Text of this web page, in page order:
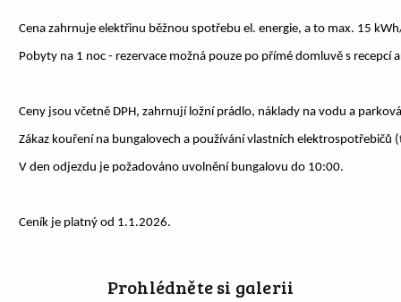
Cena zahrnuje elektřinu běžnou spotřebu el. energie, a to max. 15
Pobyty na 1 noc - rezervace možná pouze po přímé domluvě s recepcí
Ceny jsou včetně DPH, zahrnují ložní prádlo, náklady na vodu a
Zákaz kouření na bungalovech a používání vlastních elektrospotřebičů
V den odjezdu je požadováno uvolnění bungalovu do 10:00.
Ceník je platný od 1.1.2026.
Prohlédněte si galerii